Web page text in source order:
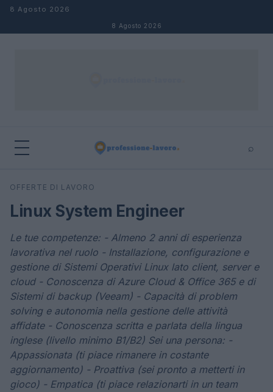
Salta al contenuto
8 Agosto 2026
8 Agosto 2026
⌕
Cerca
OFFERTE DI LAVORO
Linux System Engineer
Le tue competenze: - Almeno 2 anni di esperienza
lavorativa nel ruolo - Installazione, configurazione e
gestione di Sistemi Operativi Linux lato client, server e
cloud - Conoscenza di Azure Cloud & Office 365 e di
Sistemi di backup (Veeam) - Capacità di problem
solving e autonomia nella gestione delle attività
affidate - Conoscenza scritta e parlata della lingua
inglese (livello minimo B1/B2) Sei una persona: -
Appassionata (ti piace rimanere in costante
aggiornamento) - Proattiva (sei pronto a metterti in
gioco) - Empatica (ti piace relazionarti in un team